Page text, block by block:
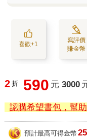
喜歡+1
寫評價
賺金幣
2 折 590 元 3000
認購希望書包，幫
預計最高可得金幣 25